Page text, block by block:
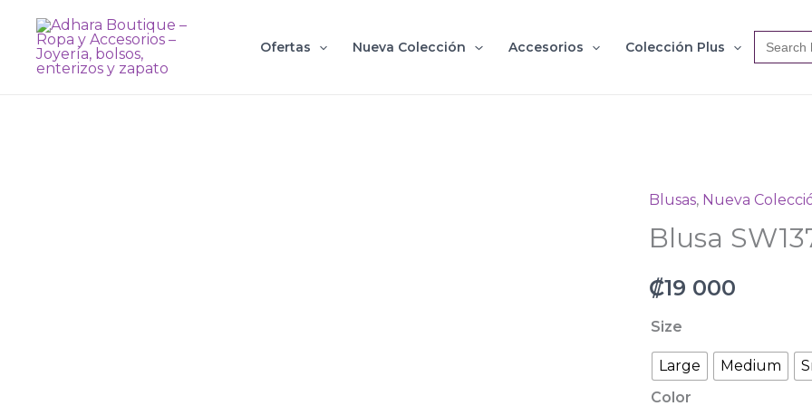
contenido
Ofertas Nueva Colección Accesorios Colección Plus
Search
for:
Blusas, Nueva
Blusa
₡19 000
Size
Large Medium
Color
Blusa
SW13722